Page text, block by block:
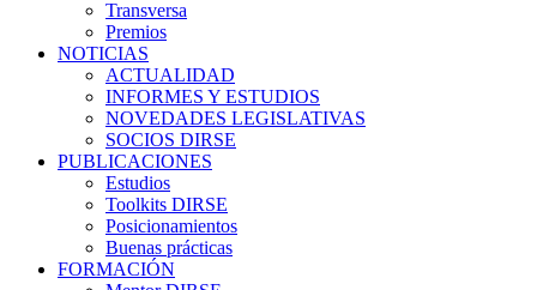
Transversa
Premios
NOTICIAS
ACTUALIDAD
INFORMES Y ESTUDIOS
NOVEDADES LEGISLATIVAS
SOCIOS DIRSE
PUBLICACIONES
Estudios
Toolkits DIRSE
Posicionamientos
Buenas prácticas
FORMACIÓN